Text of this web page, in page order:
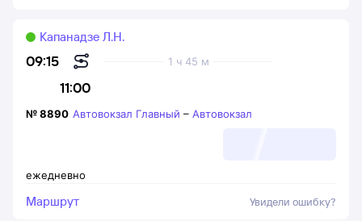
09:15
11:00
1 ч 45 м
Капанадзе Л.Н.
ежедневно
№8890 Автовокзал Главный – Автовокзал
Маршрут Увидели ошибку?